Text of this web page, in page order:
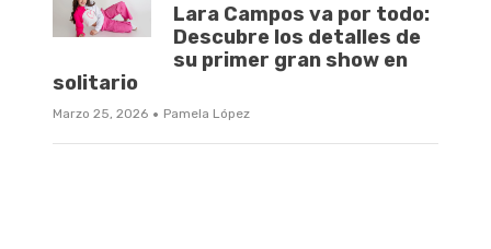
Lara Campos va por todo:
Descubre los detalles de
su primer gran show en
solitario
Marzo 25, 2026 · Pamela López